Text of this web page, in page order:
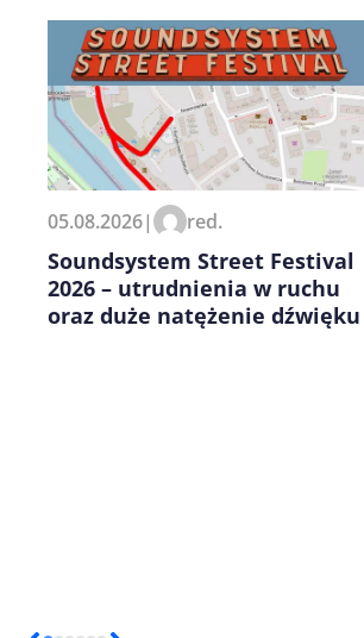
kolejnych
05.08.2026| red.
Soundsystem Street Festival
2026 – utrudnienia w ruchu
oraz duże natężenie dźwięku